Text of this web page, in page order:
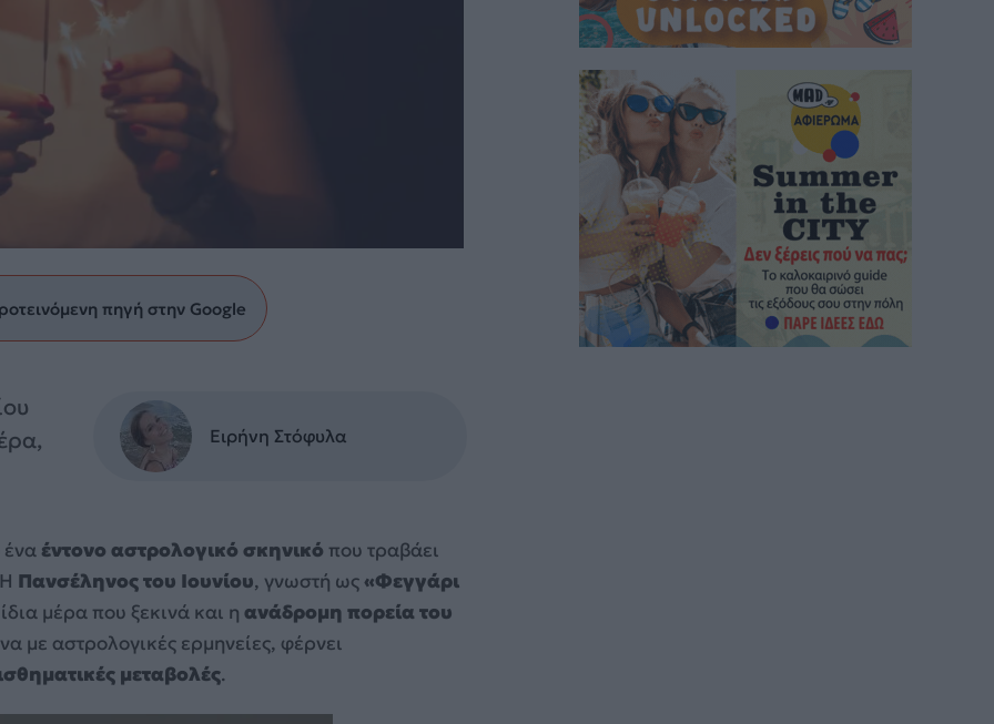
πηγή στην Google
Ειρήνη Στόφυλα
ένα έντονο αστρολογικό σκηνικό που τραβάει
Πανσέληνος του Ιουνίου, γνωστή ως«Φεγγάρι
μέρα που ξεκινά και η ανάδρομη πορεία του
με αστρολογικές ερμηνείες, φέρνει
μεταβολές.